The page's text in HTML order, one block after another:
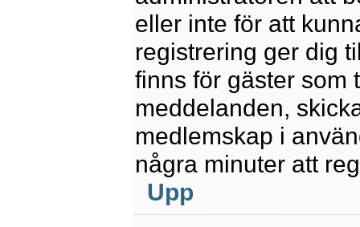
eller inte för att
registrering ger dig
finns för gäster som
meddelanden,
medlemskap i
några minuter att
Upp